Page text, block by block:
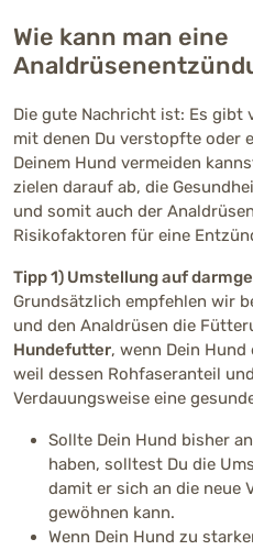
Wie kann man eine
Die gute Nachricht ist: Es gibt
mit denen Du verstopfte oder
Deinem Hund vermeiden
zielen darauf ab, die
und somit auch der
Risikofaktoren für eine
Tipp 1) Umstellung auf
Grundsätzlich empfehlen wir
und den Analdrüsen die
Hundefutter, wenn Dein
weil dessen Rohfaseranteil
Verdauungsweise eine
Sollte Dein Hund bisher
haben, solltest Du die
damit er sich an die neue
gewöhnen kann.
Wenn Dein Hund zu